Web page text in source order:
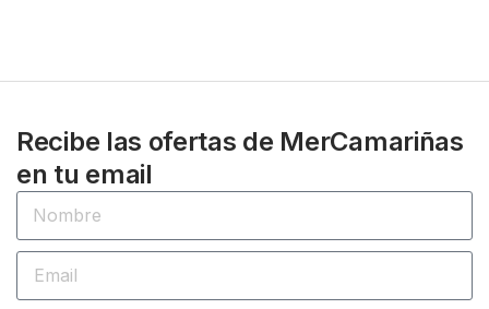
Recibe las ofertas de MerCamariñas
en tu email